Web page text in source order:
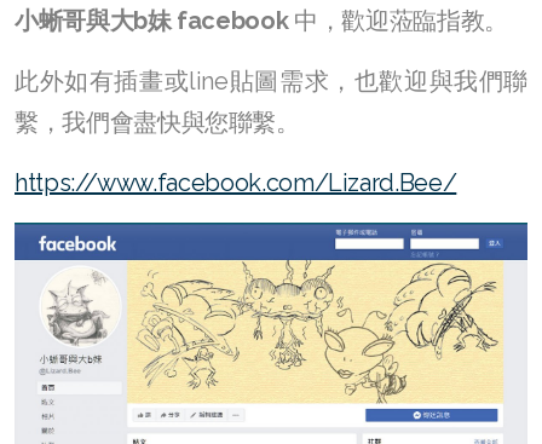
小蜥哥與大b妹 facebook中，歡迎蒞臨指教。
此外如有插畫或line貼圖需求，也歡迎與我們聯
繫，我們會盡快與您聯繫。
https://www.facebook.com/Lizard.Bee/